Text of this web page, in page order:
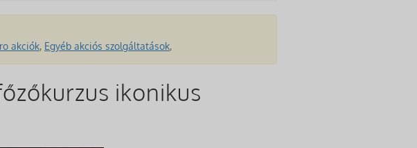
akciók, Egyéb akciós szolgáltatások,
ikonikus